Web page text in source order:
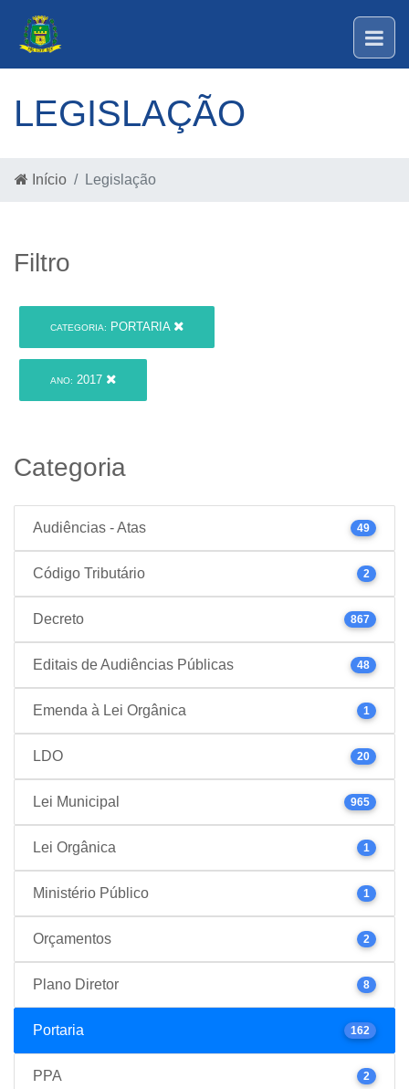
LEGISLAÇÃO
Início Legislação
Filtro
CATEGORIA: PORTARIA
ANO: 2017
Categoria
Audiências - Atas 49
Código Tributário 2
Decreto 867
Editais de Audiências Públicas 48
Emenda à Lei Orgânica 1
LDO 20
Lei Municipal 965
Lei Orgânica 1
Ministério Público 1
Orçamentos 2
Plano Diretor 8
Portaria 162
PPA 2